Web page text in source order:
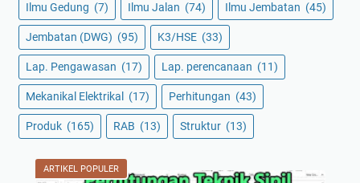
Ilmu Gedung (7) Ilmu Jalan (74) Ilmu Jembatan (45)
Jembatan (DWG) (95) K3/HSE (33)
Lap. Pengawasan (17) Lap. perencanaan (11)
Mekanikal Elektrikal (17) Perhitungan (43)
Produk (165) RAB (13) Struktur (13)
ARTIKEL POPULER